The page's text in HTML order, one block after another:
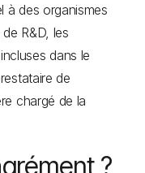
à des organismes
R&D, les
dans le
de
chargé de la
?